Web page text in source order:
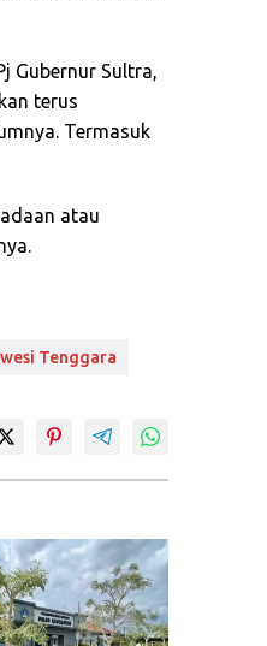
Gubernur Sultra,
terus
Termasuk
atau
Tenggara